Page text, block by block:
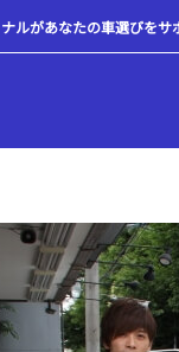
ルがあなたの車選びを